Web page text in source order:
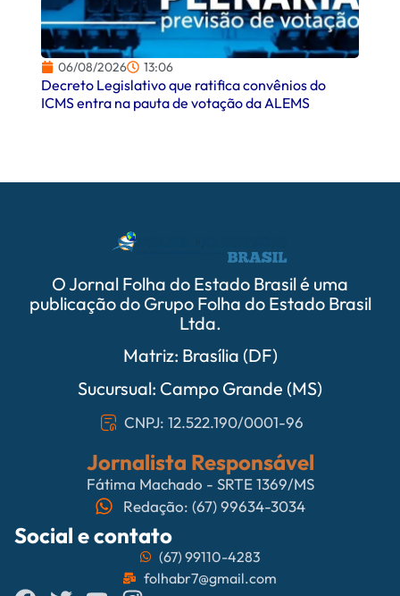
06/08/2026 13:06
Decreto Legislativo que ratifica convênios do
ICMS entra na pauta de votação da ALEMS
O Jornal Folha do Estado Brasil é uma
publicação do Grupo Folha do Estado Brasil
Ltda.
Matriz: Brasília (DF)
Sucursual: Campo Grande (MS)
CNPJ: 12.522.190/0001-96
Jornalista Responsável
Fátima Machado - SRTE 1369/MS
Redação: (67) 99634-3034
Social e contato
(67) 99110-4283
folhabr7@gmail.com